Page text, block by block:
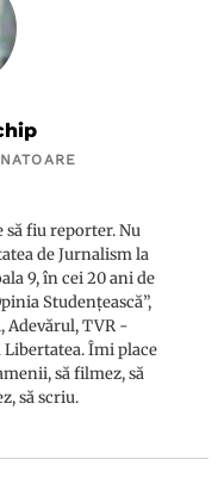
să fiu reporter. Nu
de Jurnalism la
9, în cei 20 ani de
Studențească”,
Adevărul, TVR -
Îmi place
să filmez, să
să scriu.